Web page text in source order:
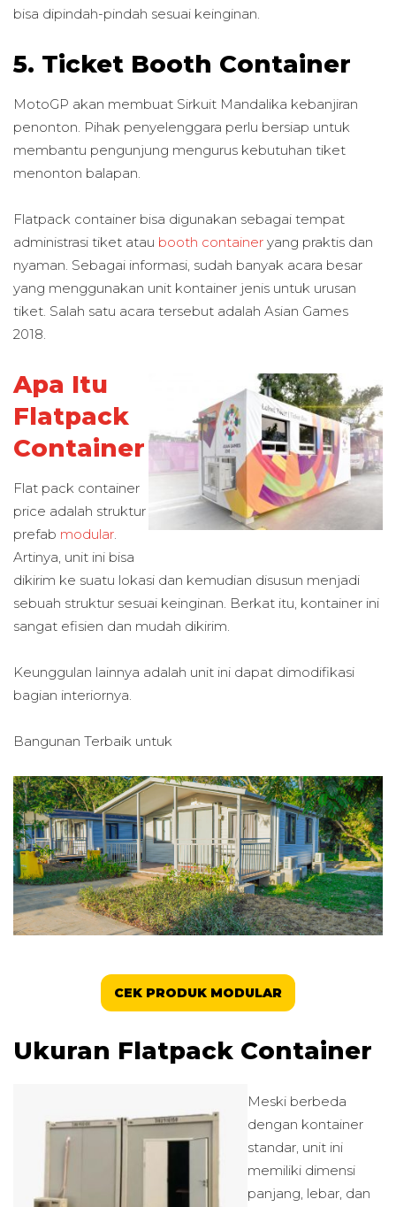
bisa dipindah-pindah sesuai keinginan.
5. Ticket Booth Container
MotoGP akan membuat Sirkuit Mandalika kebanjiran
penonton. Pihak penyelenggara perlu bersiap untuk
membantu pengunjung mengurus kebutuhan tiket
menonton balapan.
Flatpack container bisa digunakan sebagai tempat
administrasi tiket atau booth container yang praktis dan
nyaman. Sebagai informasi, sudah banyak acara besar
yang menggunakan unit kontainer jenis untuk urusan
tiket. Salah satu acara tersebut adalah Asian Games
2018.
Apa Itu
Flatpack
Container
Flat pack container
price adalah struktur
prefab modular
Artinya, unit ini bisa
dikirim ke suatu lokasi dan kemudian disusun menjadi
sebuah struktur sesuai keinginan. Berkat itu, kontainer ini
sangat efisien dan mudah dikirim.
Keunggulan lainnya adalah unit ini dapat dimodifikasi
bagian interiornya.
Bangunan Terbaik untuk
CEK PRODUK MODULAR
Ukuran Flatpack Container
Meski berbeda
dengan kontainer
standar, unit ini
memiliki dimensi
panjang, lebar, dan